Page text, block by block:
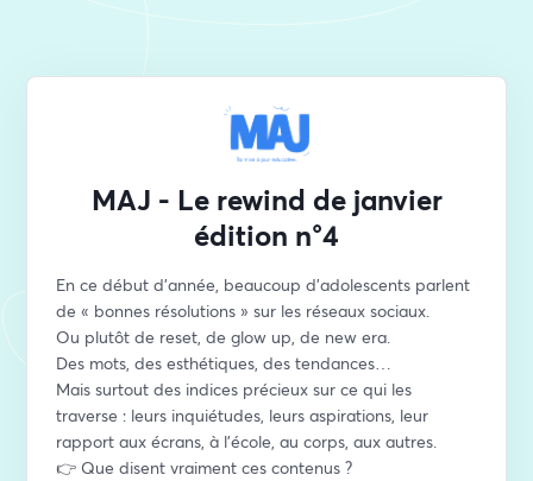
MAJ - Le rewind de janvier
édition n°4
En ce début d’année, beaucoup d’adolescents parlent
de « bonnes résolutions » sur les réseaux sociaux.
Ou plutôt de reset, de glow up, de new era.
Des mots, des esthétiques, des tendances…
Mais surtout des indices précieux sur ce qui les
traverse : leurs inquiétudes, leurs aspirations, leur
rapport aux écrans, à l’école, au corps, aux autres.
👉 Que disent vraiment ces contenus ?